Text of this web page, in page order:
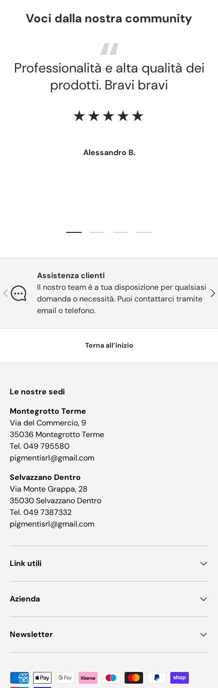
Voci dalla nostra community
Professionalità e alta qualità dei
prodotti. Bravi bravi
★★★★★
Alessandro B.
Carica slide 1 di 4
Carica slide 2 di 4
Carica slide 3 di 4
Carica slide 4 di 4
Indietro
Assistenza clienti
Il nostro team è a tua disposizione per qualsiasi
domanda o necessità. Puoi contattarci tramite
email o telefono.
Torna all’inizio
Le nostre sedi
Montegrotto Terme
Via del Commercio, 9
35036 Montegrotto Terme
Tel. 049 795580
pigmentisrl@gmail.com
Selvazzano Dentro
Via Monte Grappa, 28
35030 Selvazzano Dentro
Tel. 049 7387332
pigmentisrl@gmail.com
Link utili
Azienda
Newsletter
Metodi di pagamento accettati